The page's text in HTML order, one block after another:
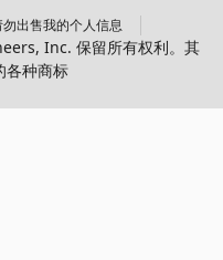
勿出售我的个人信息
Inc. 保留所有权利。其
各种商标